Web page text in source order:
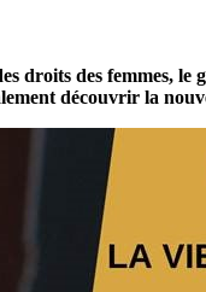
droits des femmes,
découvrir la